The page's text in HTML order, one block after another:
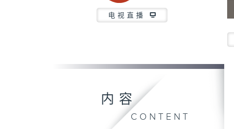
电视直播
内容
CONTENT